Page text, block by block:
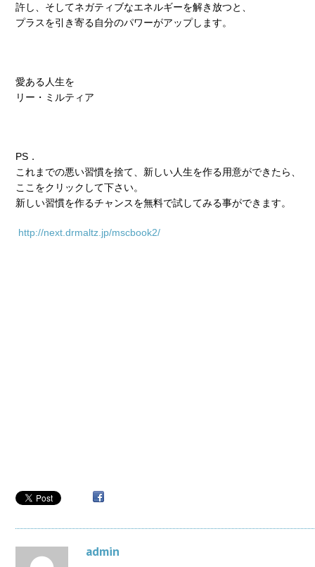
許し、そしてネガティブなエネルギーを解き放つと、
プラスを引き寄る自分のパワーがアップします。
愛ある人生を
リー・ミルティア
PS．
これまでの悪い習慣を捨て、新しい人生を作る用意ができたら、
ここをクリックして下さい。
新しい習慣を作るチャンスを無料で試してみる事ができます。
http://next.drmaltz.jp/mscbook2/
admin